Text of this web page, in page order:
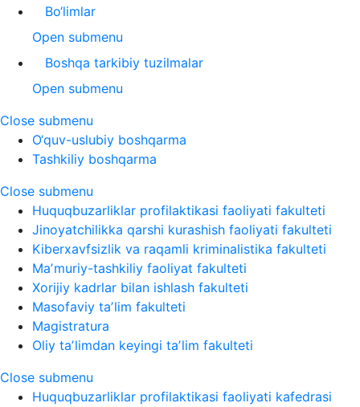
Bo‘limlar
Open submenu
Boshqa tarkibiy tuzilmalar
Open submenu
Close submenu
O‘quv-uslubiy boshqarma
Tashkiliy boshqarma
Close submenu
Huquqbuzarliklar profilaktikasi faoliyati fakulteti
Jinoyatchilikka qarshi kurashish faoliyati fakulteti
Kiberxavfsizlik va raqamli kriminalistika fakulteti
Maʼmuriy-tashkiliy faoliyat fakulteti
Xorijiy kadrlar bilan ishlash fakulteti
Masofaviy taʼlim fakulteti
Magistratura
Oliy taʼlimdan keyingi taʼlim fakulteti
Close submenu
Huquqbuzarliklar profilaktikasi faoliyati kafedrasi